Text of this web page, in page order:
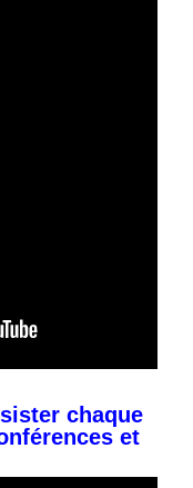
chaque
et